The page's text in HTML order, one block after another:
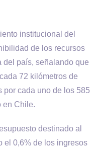
institucional del
de los recursos
del país, señalando que
72 kilómetros de
por cada uno de los 585
en Chile.
destinado al
el 0,6% de los ingresos